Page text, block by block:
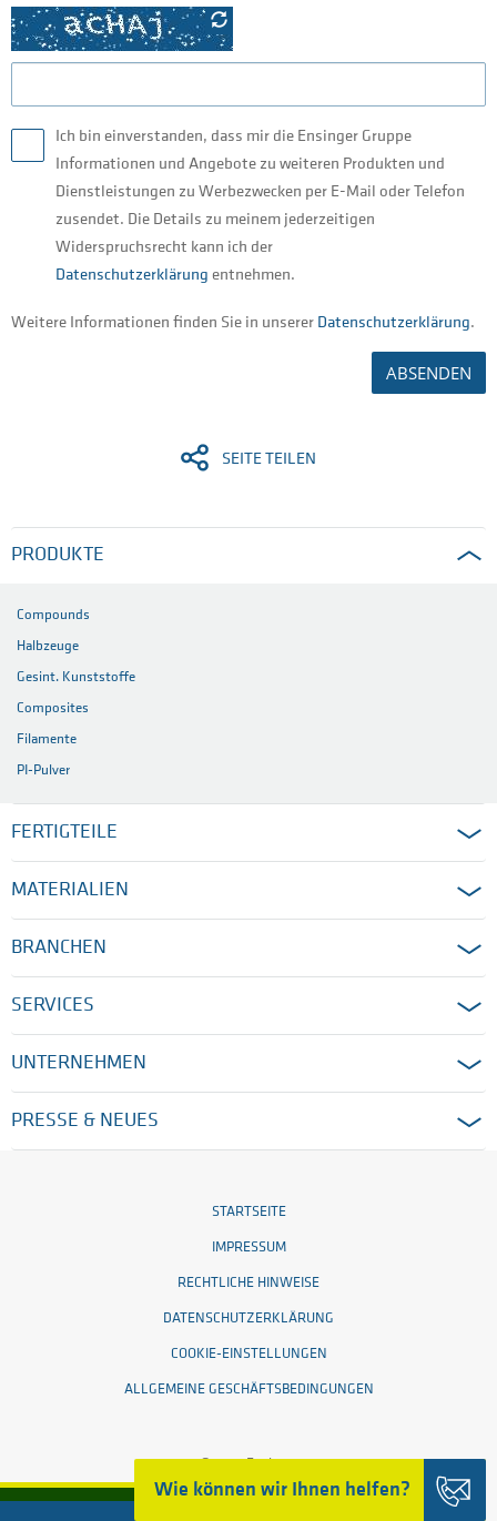
Wie können wir Ihnen helfen?
Ich bin einverstanden, dass mir die Ensinger Gruppe
Informationen und Angebote zu weiteren Produkten und
Dienstleistungen zu Werbezwecken per E-Mail oder Telefon
zusendet. Die Details zu meinem jederzeitigen
Widerspruchsrecht kann ich der
Datenschutzerklärung entnehmen.
Weitere Informationen finden Sie in unserer Datenschutzerklärung.
ABSENDEN
SEITE TEILEN
PRODUKTE
Compounds
Halbzeuge
Gesint. Kunststoffe
Composites
Filamente
PI-Pulver
FERTIGTEILE
MATERIALIEN
BRANCHEN
SERVICES
UNTERNEHMEN
PRESSE & NEUES
STARTSEITE
IMPRESSUM
RECHTLICHE HINWEISE
DATENSCHUTZERKLÄRUNG
COOKIE-EINSTELLUNGEN
ALLGEMEINE GESCHÄFTSBEDINGUNGEN
© 2026 Ensinger